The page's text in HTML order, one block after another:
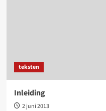
teksten
Inleiding
2 juni 2013